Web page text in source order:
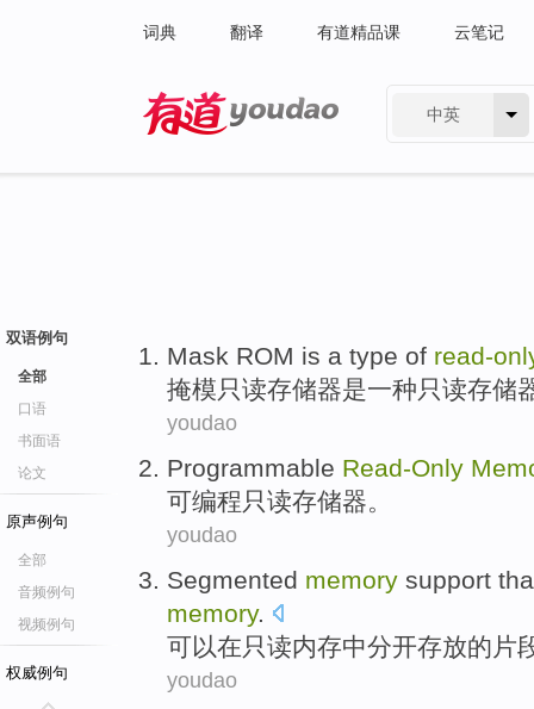
词典 翻译 有道精品课 云笔记
中英
双语例句
全部
口语
书面语
论文
原声例句
全部
音频例句
视频例句
权威例句
Mask ROM is a type of read-
掩模只读存储器是一种只读存储
youdao
Programmable Read-Only
可编程只读存储器。
youdao
Segmented memory support
memory.
可以在 只读内存中分开存放的 片
youdao